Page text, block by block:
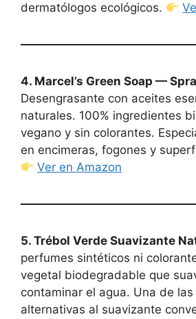
dermatólogos ecológicos.
4. Marcel’s Green Soap —
Desengrasante con aceites
naturales. 100% ingredientes
vegano y sin colorantes.
en encimeras, fogones y
Ver en Amazon
5. Trébol Verde Suavizante
perfumes sintéticos ni
vegetal biodegradable que
contaminar el agua. Una de las
alternativas al suavizante